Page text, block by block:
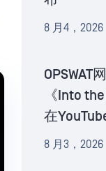
8 月4，2026
OPSWAT
《Into
在
8 月3，2026